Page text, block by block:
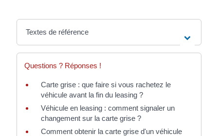
Textes de référence
Questions ? Réponses !
Carte grise : que faire si vous rachetez le
véhicule avant la fin du leasing ?
Véhicule en leasing : comment signaler un
changement sur la carte grise ?
Comment obtenir la carte grise d'un véhicule